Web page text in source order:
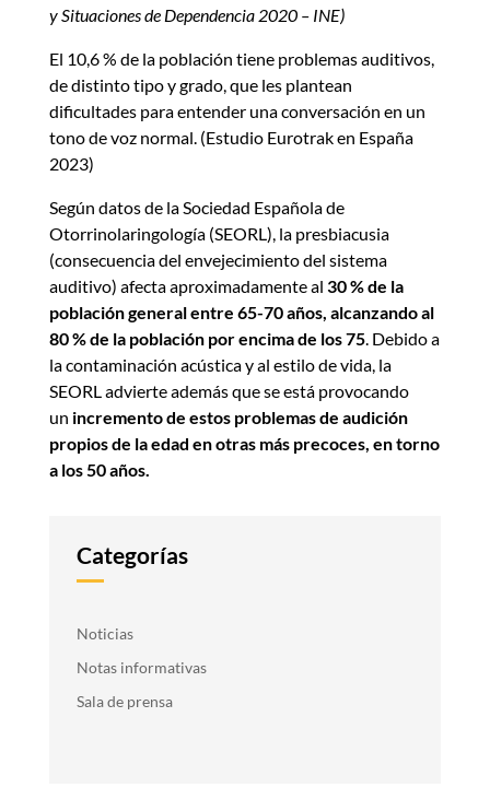
y Situaciones de Dependencia 2020 – INE)
El 10,6 % de la población tiene problemas auditivos,
de distinto tipo y grado, que les plantean
dificultades para entender una conversación en un
tono de voz normal. (Estudio Eurotrak en España
2023)
Según datos de la Sociedad Española de
Otorrinolaringología (SEORL), la presbiacusia
(consecuencia del envejecimiento del sistema
auditivo) afecta aproximadamente al 30 % de la
población general entre 65-70 años, alcanzando al
80 % de la población por encima de los 75. Debido a
la contaminación acústica y al estilo de vida, la
SEORL advierte además que se está provocando
un incremento de estos problemas de audición
propios de la edad en otras más precoces, en torno
a los 50 años.
Categorías
Noticias
Notas informativas
Sala de prensa